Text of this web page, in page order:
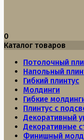
0
Каталог товаров
Потолочный
Напольный
Гибкий плинтус
Молдинги
Гибкие
Плинтус с
Декоративный
Декоративные
Финишный